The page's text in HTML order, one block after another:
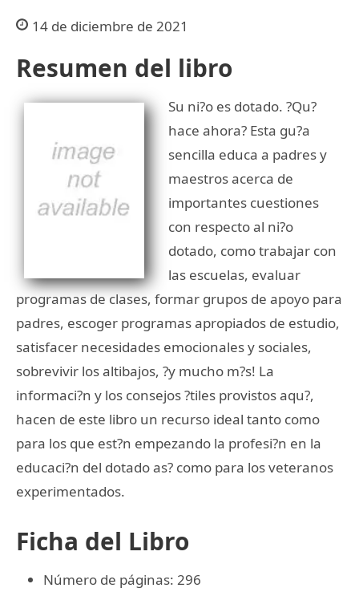
14 de diciembre de 2021
Resumen del libro
Su ni?o es dotado. ?Qu?
hace ahora? Esta gu?a
sencilla educa a padres y
maestros acerca de
importantes cuestiones
con respecto al ni?o
dotado, como trabajar con
las escuelas, evaluar
programas de clases, formar grupos de apoyo para
padres, escoger programas apropiados de estudio,
satisfacer necesidades emocionales y sociales,
sobrevivir los altibajos, ?y mucho m?s! La
informaci?n y los consejos ?tiles provistos aqu?,
hacen de este libro un recurso ideal tanto como
para los que est?n empezando la profesi?n en la
educaci?n del dotado as? como para los veteranos
experimentados.
Ficha del Libro
Número de páginas: 296